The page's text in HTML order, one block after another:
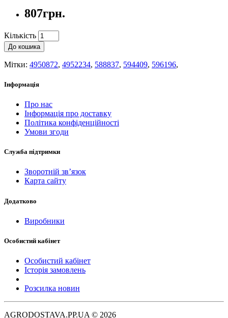
807грн.
Кількість
До кошика
Мітки: 4950872, 4952234, 588837, 594409, 596196,
Інформація
Про нас
Інформація про доставку
Політика конфіденційності
Умови згоди
Служба підтримки
Зворотній зв’язок
Карта сайту
Додатково
Виробники
Особистий кабінет
Особистий кабінет
Історія замовлень
Розсилка новин
AGRODOSTAVA.PP.UA © 2026